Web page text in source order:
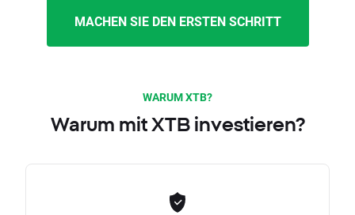
MACHEN SIE DEN ERSTEN SCHRITT
WARUM XTB?
Warum mit XTB investieren?